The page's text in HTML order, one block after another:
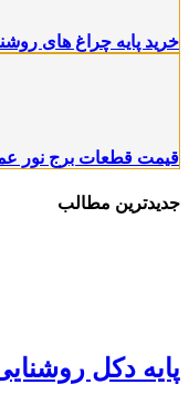
خرید پایه چراغ های
قیمت قطعات برج نور
مطالب
دکل